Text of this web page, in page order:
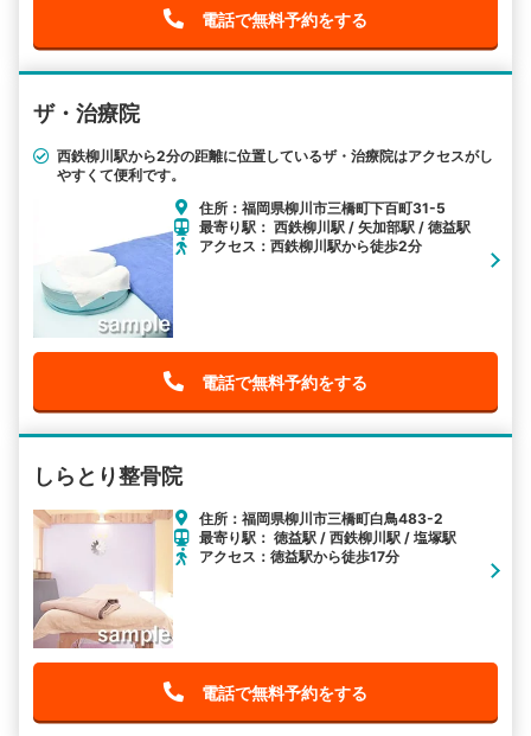
電話で無料予約をする
ザ・治療院
西鉄柳川駅から2分の距離に位置しているザ・治療院はアクセスがし
やすくて便利です。
住所：福岡県柳川市三橋町下百町31-5
最寄り駅： 西鉄柳川駅 / 矢加部駅 / 徳益駅
アクセス：西鉄柳川駅から徒歩2分
電話で無料予約をする
しらとり整骨院
住所：福岡県柳川市三橋町白鳥483-2
最寄り駅： 徳益駅 / 西鉄柳川駅 / 塩塚駅
アクセス：徳益駅から徒歩17分
電話で無料予約をする